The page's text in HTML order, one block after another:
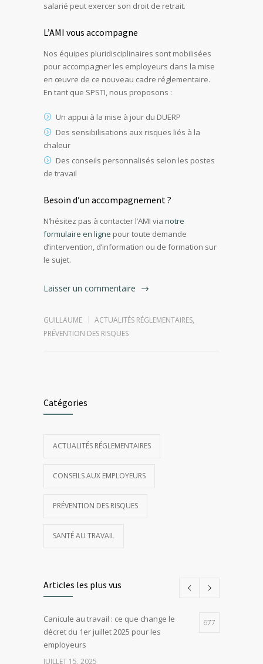
salarié peut exercer son droit de retrait.
L’AMI vous accompagne
Nos équipes pluridisciplinaires sont mobilisées
pour accompagner les employeurs dans la mise
en œuvre de ce nouveau cadre réglementaire.
En tant que SPSTI, nous proposons :
Un appui à la mise à jour du DUERP
Des sensibilisations aux risques liés à la
chaleur
Des conseils personnalisés selon les postes
de travail
Besoin d’un accompagnement ?
N’hésitez pas à contacter l’AMI via notre
formulaire en ligne pour toute demande
d’intervention, d’information ou de formation sur
le sujet.
Laisser un commentaire
GUILLAUME ACTUALITÉS RÉGLEMENTAIRES,
PRÉVENTION DES RISQUES
Catégories
ACTUALITÉS RÉGLEMENTAIRES
CONSEILS AUX EMPLOYEURS
PRÉVENTION DES RISQUES
SANTÉ AU TRAVAIL
Articles les plus vus
Canicule au travail : ce que change le
décret du 1er juillet 2025 pour les
employeurs
677
JUILLET 15, 2025